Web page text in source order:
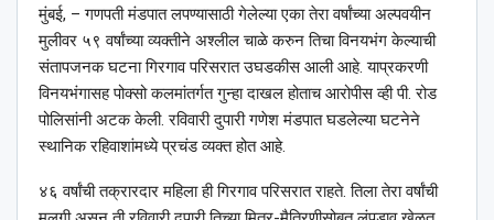
मुंबई, – गणपती मंडपात लपण्यासाठी गेलेल्या एका तेरा वर्षांच्या अल्पवयीन
मुलीवर ५९ वर्षांच्या व्यक्तीने अश्‍लील चाळे करुन तिचा विनयभंग केल्याची
संतापजनक घटना गिरगाव परिसरात उघडकीस आली आहे. याप्रकरणी
विनयभंगासह पोक्सो कलमांतर्गत गुन्हा दाखल होताच आरोपीस व्ही पी. रोड
पोलिसांनी अटक केली. रविवारी दुपारी गणेश मंडपात घडलेल्या घटनेने
स्थानिक रहिवाशांमध्ये प्रचंड व्यक्त होत आहे.
४६ वर्षांची तक्रारदार महिला ही गिरगाव परिसरात राहते. तिला तेरा वर्षांची